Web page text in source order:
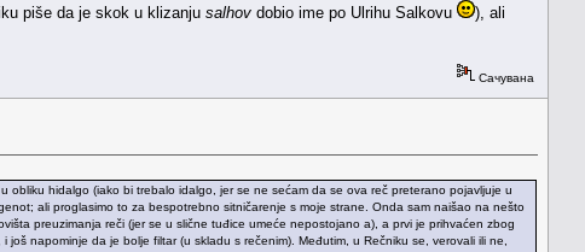
piše da je skok u klizanju salhov dobio ime po Ulrihu Salkovu
), ali
Сачувана
hidalgo (iako bi trebalo idalgo, jer se ne sećam da se ova reč preterano pojavljuje u
ali proglasimo to za bespotrebno sitničarenje s moje strane. Onda sam naišao na nešto
preuzimanja reči (jer se u slične tuđice umeće nepostojano a), a prvi je prihvaćen zbog
napominje da je bolje filtar (u skladu s rečenim). Međutim, u Rečniku se, verovali ili ne,